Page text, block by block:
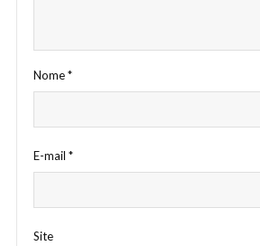
Nome*
E-mail *
Site